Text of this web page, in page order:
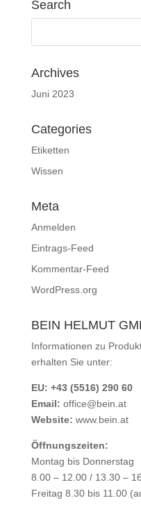
Search
Archives
Juni 2023
Categories
Etiketten
Wissen
Meta
Anmelden
Eintrags-Feed
Kommentar-Feed
WordPress.org
BEIN HELMUT
Informationen zu
erhalten Sie unter:
EU: +43 (5516) 290 60
Email: office@bein.at
Website: www.bein.at
Öffnungszeiten:
Montag bis Donnerstag
8.00 – 12.00 / 13.30 –
Freitag 8.30 bis 11.00